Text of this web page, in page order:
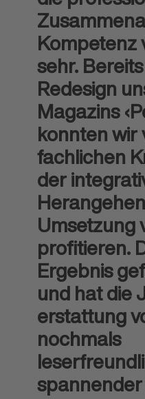
Kompetenz
sehr.
Redesign
Magazins
konnten wir
fachlichen
der
Umsetzung
profitieren.
Ergebnis
und hat die
erstattung
nochmals